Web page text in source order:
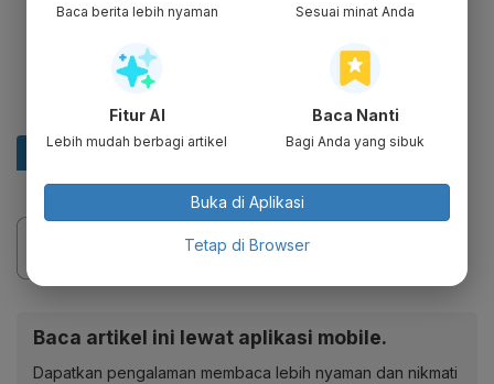
Baca artikel ini lewat aplikasi mobile.
Dapatkan pengalaman membaca lebih nyaman dan nikmati
Baca berita lebih nyaman Sesuai minat Anda
Fitur AI
Lebih mudah berbagi artikel
Baca Nanti
Bagi Anda yang sibuk
Buka di Aplikasi
Tetap di Browser